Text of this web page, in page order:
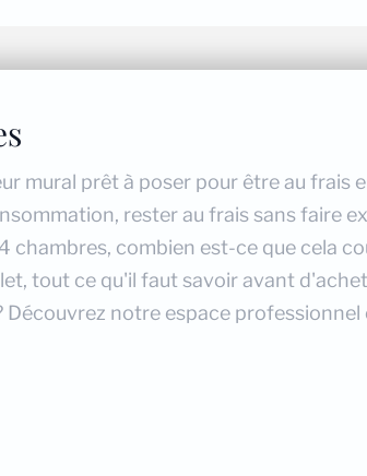
mural prêt à poser pour être au frais
rester au frais sans faire
chambres, combien est-ce que cela
tout ce qu'il faut savoir avant
Découvrez notre espace